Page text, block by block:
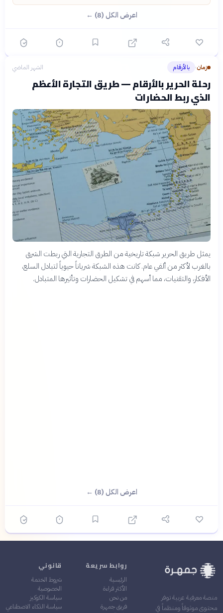
اعرض الكل (8) ←
زمان› بالأرقام الشهر الماضي
رحلة الحرير بالأرقام — طريق التجارة الأعظم
الذي ربط الحضارات
يمثل طريق الحرير شبكة تاريخية من الطرق التجارية التي ربطت الشرق
بالغرب لأكثر من ألفي عام. كانت هذه الشبكة شرياناً حيوياً لتبادل السلع،
الأفكار، والتقنيات، مما أسهم في تشكيل الحضارات وتأثيرها المتبادل.
اعرض الكل (8) ←
منصة معرفية عربية توفر
محتوى موثوقاً ومنظماً في
روابط سريعة
الرئيسية
الأكثر قراءة
من نحن
فريق جمهرة
قانوني
شروط الخدمة
الخصوصية
سياسة الكوكيز
سياسة الذكاء الاصطناعي